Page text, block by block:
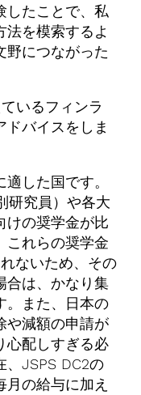
したことで、私
法を模索するよ
野につながった
いるフィンラ
ドバイスをしま
した国です。
研究員）や各大
けの奨学金が比
これらの奨学金
ないため、その
合は、かなり集
。また、日本の
や減額の申請が
心配しすぎる必
、JSPS DC2の
の給与に加え